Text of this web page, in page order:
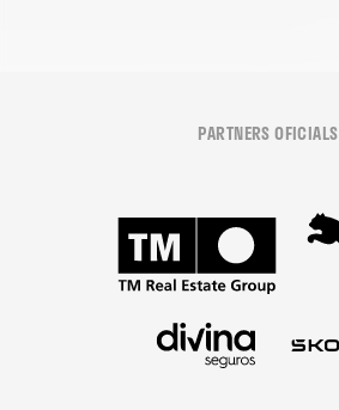
PARTNERS OFICIALS